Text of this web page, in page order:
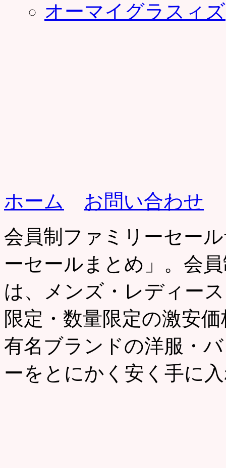
オーマイグラスィズ
ホーム
お問い合わせ
会員制ファミリーセー
ーセールまとめ」。会
は、メンズ・レディー
限定・数量限定の激安
有名ブランドの洋服・
ーをとにかく安く手に